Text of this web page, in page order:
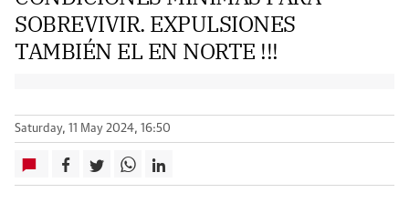
SOBREVIVIR. EXPULSIONES
TAMBIÉN EL EN NORTE !!!
Saturday, 11 May 2024, 16:50